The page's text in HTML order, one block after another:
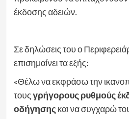
έκδοσης αδειών.
Σε δηλώσεις του ο
επισημαίνει τα εξής:
«Θέλω να εκφράσω την
τουςγρήγορους ρυθμούς
οδήγησηςκαι να συγχαρώ